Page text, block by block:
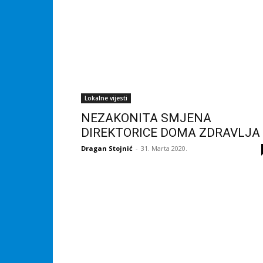
Lokalne vijesti
NEZAKONITA SMJENA
DIREKTORICE DOMA ZDRAVLJA
Dragan Stojnić - 31. Marta 2020.